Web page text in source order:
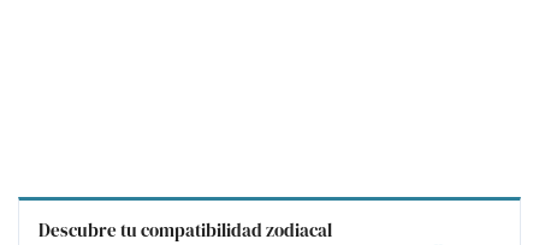
Descubre tu compatibilidad zodiacal